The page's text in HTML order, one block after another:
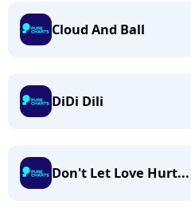
Cloud And Ball
DiDi Dili
Don't Let Love Hurt...